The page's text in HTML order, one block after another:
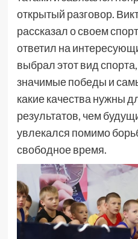
открытый разговор.
рассказал о своем
ответил на
выбрал этот вид
значимые победы и
какие качества нужны
результатов, чем
увлекался помимо
свободное время.